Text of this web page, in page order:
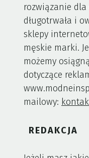
rozwiązanie dla
długotrwała i
sklepy
męskie marki.
możemy
dotyczące
mailowy:
REDAKCJA